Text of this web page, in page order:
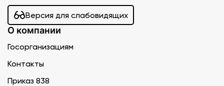
Версия для слабовидящих
О компании
Госорганизациям
Контакты
Приказ 838